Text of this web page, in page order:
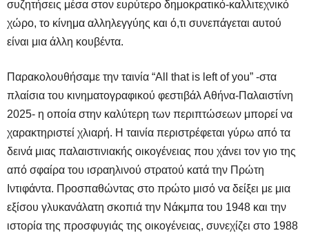
συζητήσεις μέσα στον ευρύτερο δημοκρατικό-καλλιτεχνικό
χώρο, το κίνημα αλληλεγγύης και ό,τι συνεπάγεται αυτού
είναι μια άλλη κουβέντα.
Παρακολουθήσαμε την ταινία “All that is left of you” -στα
πλαίσια του κινηματογραφικού φεστιβάλ Αθήνα-Παλαιστίνη
2025- η οποία στην καλύτερη των περιπτώσεων μπορεί να
χαρακτηριστεί χλιαρή. Η ταινία περιστρέφεται γύρω από τα
δεινά μιας παλαιστινιακής οικογένειας που χάνει τον γιο της
από σφαίρα του ισραηλινού στρατού κατά την Πρώτη
Ιντιφάντα. Προσπαθώντας στο πρώτο μισό να δείξει με μια
εξίσου γλυκανάλατη σκοπιά την Νάκμπα του 1948 και την
ιστορία της προσφυγιάς της οικογένειας, συνεχίζει στο 1988